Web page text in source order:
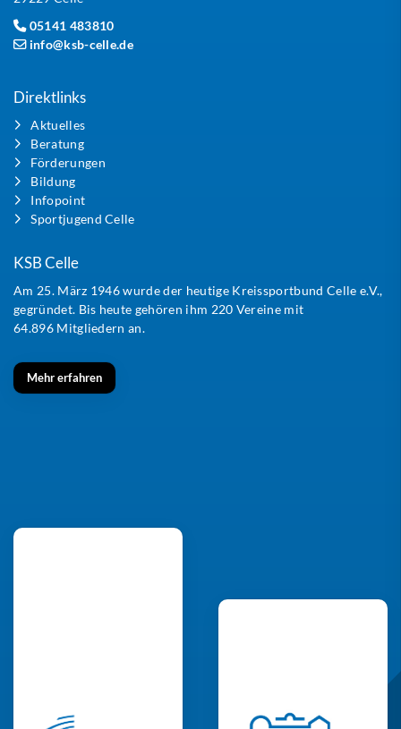
05141 483810
info@ksb-celle.de
Direktlinks
Aktuelles
Beratung
Förderungen
Bildung
Infopoint
Sportjugend Celle
KSB Celle
Am 25. März 1946 wurde der heutige Kreissportbund Celle e.V.,
gegründet. Bis heute gehören ihm 220 Vereine mit
64.896 Mitgliedern an.
Mehr erfahren